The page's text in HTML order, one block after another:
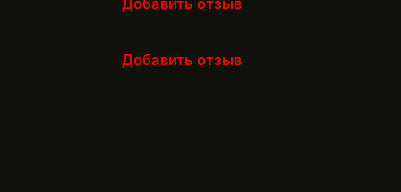
Добавить отзыв